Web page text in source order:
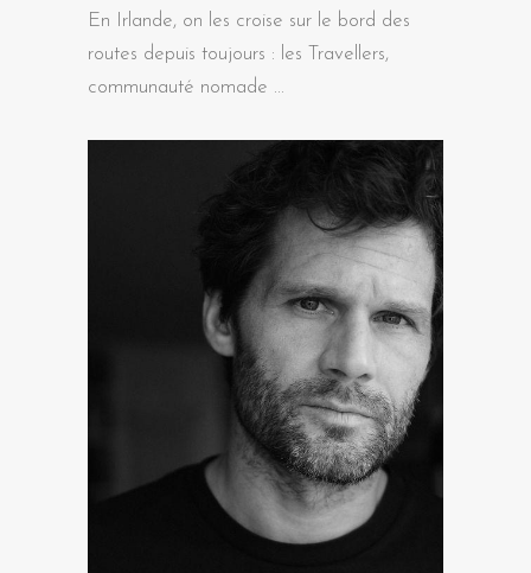
En Irlande, on les croise sur le bord des
routes depuis toujours : les Travellers,
communauté nomade